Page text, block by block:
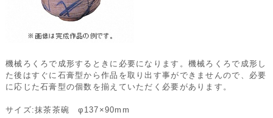
機械ろくろで成形するときに必要になります。機械ろくろで成形し
た後はすぐに石膏型から作品を取り出す事ができませんので、必要
に応じた石膏型の個数を揃えていただく必要があります。
サイズ:抹茶茶碗 φ137×90mm